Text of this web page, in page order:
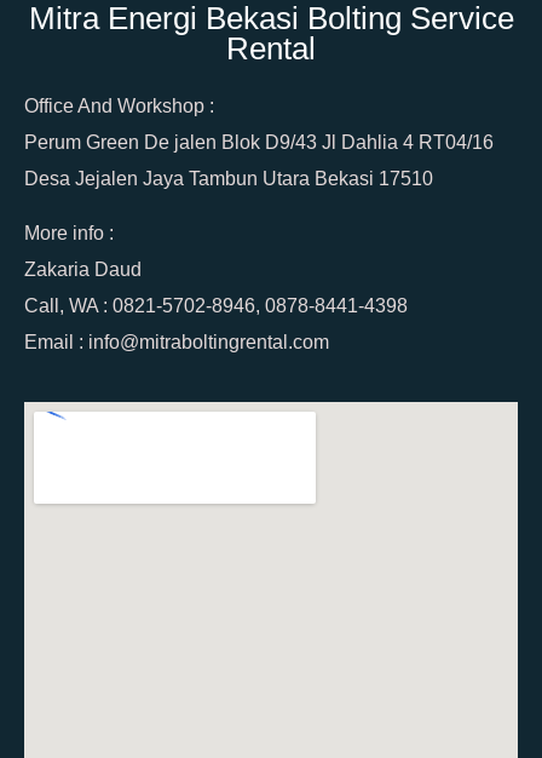
Mitra Energi Bekasi Bolting Service
Rental
Office And Workshop :
Perum Green De jalen Blok D9/43 Jl Dahlia 4 RT04/16
Desa Jejalen Jaya Tambun Utara Bekasi 17510
More info :
Zakaria Daud
Call, WA : 0821-5702-8946, 0878-8441-4398
Email : info@mitraboltingrental.com